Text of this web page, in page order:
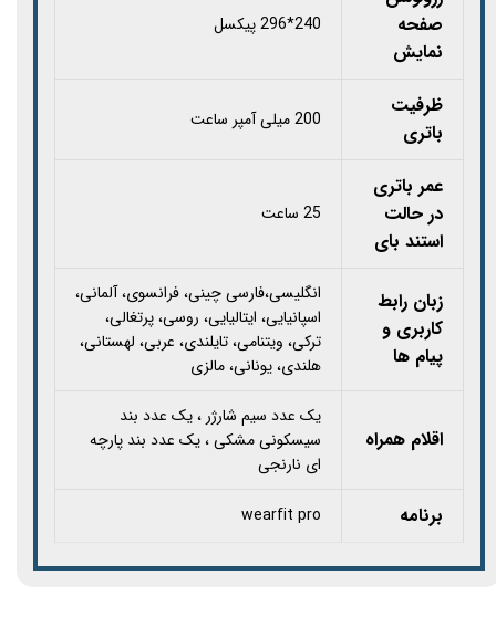
صفحه
نمایش
240*296 پیکسل
ظرفیت
باتری
200 میلی آمپر ساعت
عمر باتری
در حالت
استند بای
25 ساعت
زبان رابط
کاربری و
پیام ها
انگلیسی،فارسی چینی، فرانسوی، آلمانی،
اسپانیایی، ایتالیایی، روسی، پرتغالی،
ترکی، ویتنامی، تایلندی، عربی، لهستانی،
هلندی، یونانی، مالزی
اقلام همراه
یک عدد سیم شارژر ، یک عدد بند
سیسکونی مشکی ، یک عدد بند پارچه
ای نارنجی
برنامه wearfit pro